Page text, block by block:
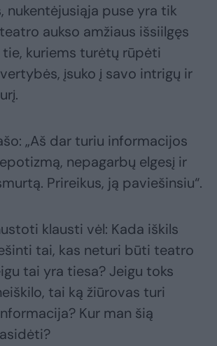
nukentėjusiąja puse yra tik
aukso amžiaus išsiilgęs
tie, kuriems turėtų rūpėti
įsuko į savo intrigų ir
„Aš dar turiu informacijos
nepagarbų elgesį ir
Prireikus, ją paviešinsiu“.
klausti vėl: Kada iškils
tai, kas neturi būti teatro
tai yra tiesa? Jeigu toks
tai ką žiūrovas turi
Kur man šią